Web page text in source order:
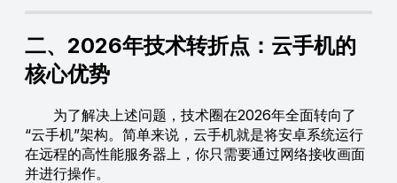
二、2026年技术转折点：云手机的
核心优势
为了解决上述问题，技术圈在2026年全面转向了
“云手机”架构。简单来说，云手机就是将安卓系统运行
在远程的高性能服务器上，你只需要通过网络接收画面
并进行操作。